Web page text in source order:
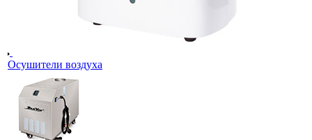
Осушители воздуха